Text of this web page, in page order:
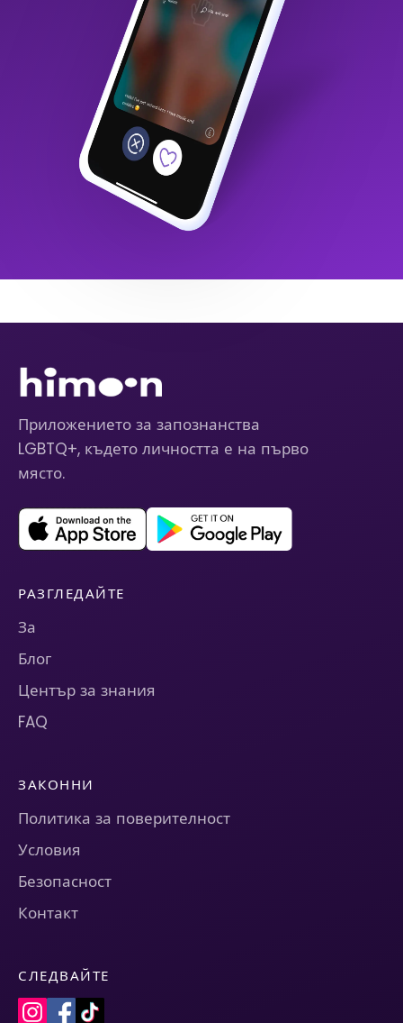
Приложението за запознанства
LGBTQ+, където личността е на първо
място.
РАЗГЛЕДАЙТЕ
За
Блог
Център за знания
FAQ
ЗАКОННИ
Политика за поверителност
Условия
Безопасност
Контакт
СЛЕДВАЙТЕ